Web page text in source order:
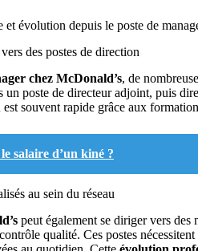
et évolution depuis le poste de
des postes de direction
chez McDonald’s, de
un poste de directeur adjoint, puis
souvent rapide grâce aux
salaire d’un kiné ?
au sein du réseau
peut également se diriger vers des
qualité. Ces postes